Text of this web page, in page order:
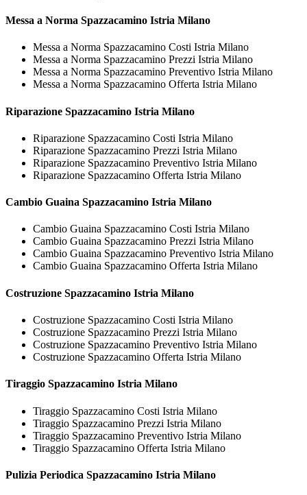
Messa a Norma Spazzacamino Istria Milano
Messa a Norma Spazzacamino Costi Istria Milano
Messa a Norma Spazzacamino Prezzi Istria Milano
Messa a Norma Spazzacamino Preventivo Istria Milano
Messa a Norma Spazzacamino Offerta Istria Milano
Riparazione Spazzacamino Istria Milano
Riparazione Spazzacamino Costi Istria Milano
Riparazione Spazzacamino Prezzi Istria Milano
Riparazione Spazzacamino Preventivo Istria Milano
Riparazione Spazzacamino Offerta Istria Milano
Cambio Guaina Spazzacamino Istria Milano
Cambio Guaina Spazzacamino Costi Istria Milano
Cambio Guaina Spazzacamino Prezzi Istria Milano
Cambio Guaina Spazzacamino Preventivo Istria Milano
Cambio Guaina Spazzacamino Offerta Istria Milano
Costruzione Spazzacamino Istria Milano
Costruzione Spazzacamino Costi Istria Milano
Costruzione Spazzacamino Prezzi Istria Milano
Costruzione Spazzacamino Preventivo Istria Milano
Costruzione Spazzacamino Offerta Istria Milano
Tiraggio Spazzacamino Istria Milano
Tiraggio Spazzacamino Costi Istria Milano
Tiraggio Spazzacamino Prezzi Istria Milano
Tiraggio Spazzacamino Preventivo Istria Milano
Tiraggio Spazzacamino Offerta Istria Milano
Pulizia Periodica Spazzacamino Istria Milano